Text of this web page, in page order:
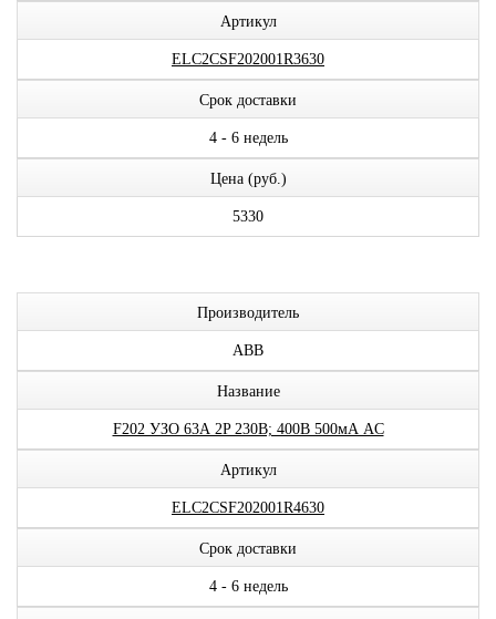
Артикул
ELC2CSF202001R3630
Срок доставки
4 - 6 недель
Цена (руб.)
5330
Производитель
ABB
Название
F202 УЗО 63А 2P 230В; 400В 500мА AC
Артикул
ELC2CSF202001R4630
Срок доставки
4 - 6 недель